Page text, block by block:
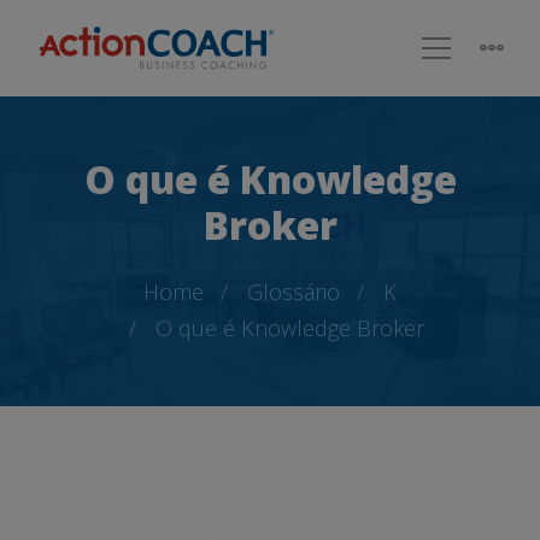
O que é Knowledge
Broker
Home Glossário
K
O que é Knowledge Broker